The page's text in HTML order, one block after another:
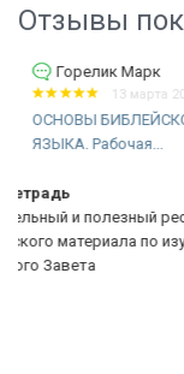
Отзывы
Для тех,
объединяет